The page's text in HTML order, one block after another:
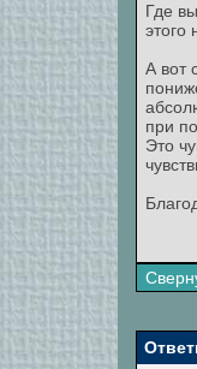
Где
этого
А вот
при
Это